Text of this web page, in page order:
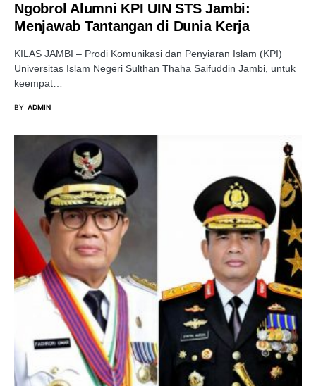
Ngobrol Alumni KPI UIN STS Jambi:
Menjawab Tantangan di Dunia Kerja
KILAS JAMBI – Prodi Komunikasi dan Penyiaran Islam (KPI)
Universitas Islam Negeri Sulthan Thaha Saifuddin Jambi, untuk
keempat…
BY ADMIN